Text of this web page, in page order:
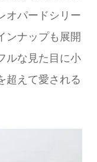
オパードシリー
ンナップも展開
ルな見た目に小
超えて愛される